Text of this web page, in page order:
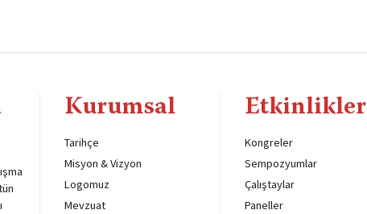
Kurumsal
Tarihçe
Misyon & Vizyon
Logomuz
Mevzuat
Etkinlikler
Kongreler
Sempozyumlar
Çalıştaylar
Paneller